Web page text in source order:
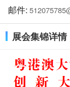
邮件:
展会集锦详情